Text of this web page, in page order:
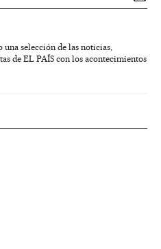
una selección de las noticias,
de EL PAÍS con los acontecimientos